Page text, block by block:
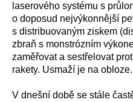
laserového systému s
o doposud nejvýkonnější
s distribuovaným ziskem
zbraň s monstrózním
zaměřovat a sestřelovat
rakety. Usmaží je na obloze.
V dnešní době se stále